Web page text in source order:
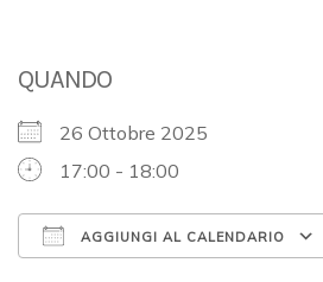
QUANDO
26 Ottobre 2025
17:00 - 18:00
AGGIUNGI AL CALENDARIO